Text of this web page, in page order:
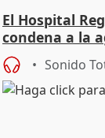
El Hospital
condena a la
Urgencias
Sonido